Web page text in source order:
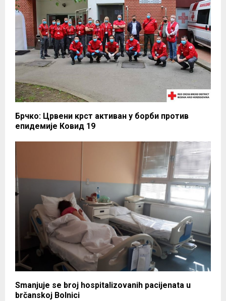
Брчко: Црвени крст активан у борби против
епидемије Ковид 19
Smanjuje se broj hospitalizovanih pacijenata u
brčanskoj Bolnici